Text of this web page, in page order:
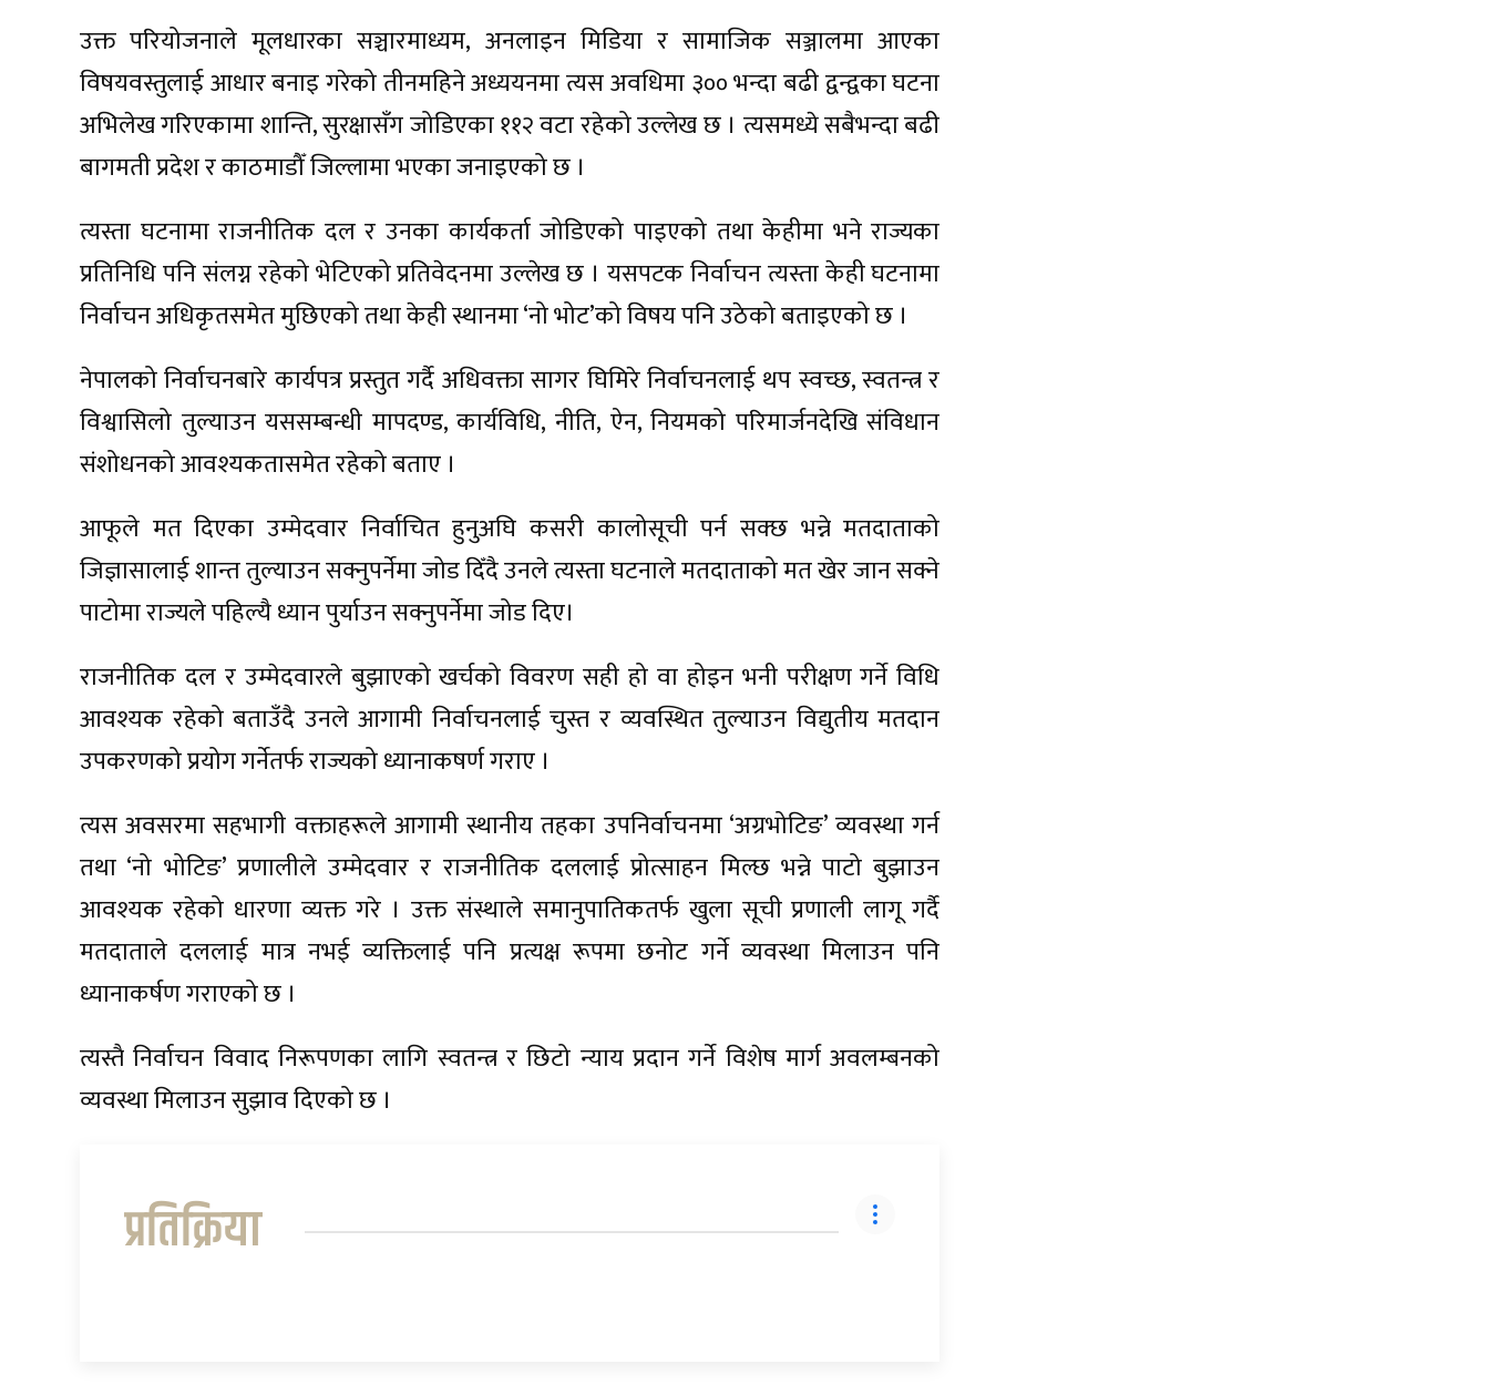
उक्त परियोजनाले मूलधारका सञ्चारमाध्यम, अनलाइन मिडिया र सामाजिक सञ्जालमा आएका
विषयवस्तुलाई आधार बनाइ गरेको तीनमहिने अध्ययनमा त्यस अवधिमा ३०० भन्दा बढी द्वन्द्वका घटना
अभिलेख गरिएकामा शान्ति, सुरक्षासँग जोडिएका ११२ वटा रहेको उल्लेख छ । त्यसमध्ये सबैभन्दा बढी
बागमती प्रदेश र काठमाडौँ जिल्लामा भएका जनाइएको छ ।
त्यस्ता घटनामा राजनीतिक दल र उनका कार्यकर्ता जोडिएको पाइएको तथा केहीमा भने राज्यका
प्रतिनिधि पनि संलग्न रहेको भेटिएको प्रतिवेदनमा उल्लेख छ । यसपटक निर्वाचन त्यस्ता केही घटनामा
निर्वाचन अधिकृतसमेत मुछिएको तथा केही स्थानमा ‘नो भोट’को विषय पनि उठेको बताइएको छ ।
नेपालको निर्वाचनबारे कार्यपत्र प्रस्तुत गर्दै अधिवक्ता सागर घिमिरे निर्वाचनलाई थप स्वच्छ, स्वतन्त्र र
विश्वासिलो तुल्याउन यससम्बन्धी मापदण्ड, कार्यविधि, नीति, ऐन, नियमको परिमार्जनदेखि संविधान
संशोधनको आवश्यकतासमेत रहेको बताए ।
आफूले मत दिएका उम्मेदवार निर्वाचित हुनुअघि कसरी कालोसूची पर्न सक्छ भन्ने मतदाताको
जिज्ञासालाई शान्त तुल्याउन सक्नुपर्नेमा जोड दिँदै उनले त्यस्ता घटनाले मतदाताको मत खेर जान सक्ने
पाटोमा राज्यले पहिल्यै ध्यान पुर्याउन सक्नुपर्नेमा जोड दिए।
राजनीतिक दल र उम्मेदवारले बुझाएको खर्चको विवरण सही हो वा होइन भनी परीक्षण गर्ने विधि
आवश्यक रहेको बताउँदै उनले आगामी निर्वाचनलाई चुस्त र व्यवस्थित तुल्याउन विद्युतीय मतदान
उपकरणको प्रयोग गर्नेतर्फ राज्यको ध्यानाकषर्ण गराए ।
त्यस अवसरमा सहभागी वक्ताहरूले आगामी स्थानीय तहका उपनिर्वाचनमा ‘अग्रभोटिङ’ व्यवस्था गर्न
तथा ‘नो भोटिङ’ प्रणालीले उम्मेदवार र राजनीतिक दललाई प्रोत्साहन मिल्छ भन्ने पाटो बुझाउन
आवश्यक रहेको धारणा व्यक्त गरे । उक्त संस्थाले समानुपातिकतर्फ खुला सूची प्रणाली लागू गर्दै
मतदाताले दललाई मात्र नभई व्यक्तिलाई पनि प्रत्यक्ष रूपमा छनोट गर्ने व्यवस्था मिलाउन पनि
ध्यानाकर्षण गराएको छ ।
त्यस्तै निर्वाचन विवाद निरूपणका लागि स्वतन्त्र र छिटो न्याय प्रदान गर्ने विशेष मार्ग अवलम्बनको
व्यवस्था मिलाउन सुझाव दिएको छ ।
प्रतिक्रिया